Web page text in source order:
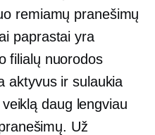
remiamų pranešimų
paprastai yra
filialų nuorodos
aktyvus ir sulaukia
daug lengviau
Už